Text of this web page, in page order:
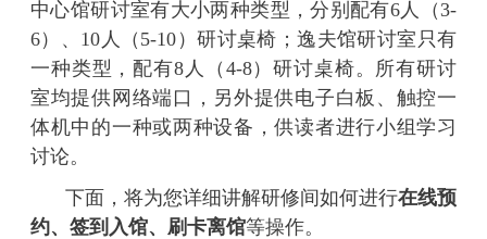
中心馆研讨室有大小两种类型，分别配有6人（3-
6）、 10 人（ 5-10 ）研讨桌椅；逸夫馆研讨室只有
一种类型，配有8人（ 4-8）研讨桌椅。所有研讨
室均提供网络端口，另外提供电子白板、触控一
体机中的一种或两种设备，供读者进行小组学习
讨论。
下面，将为您详细讲解研修间如何进行在线预
约、签到入馆、刷卡离馆等操作。